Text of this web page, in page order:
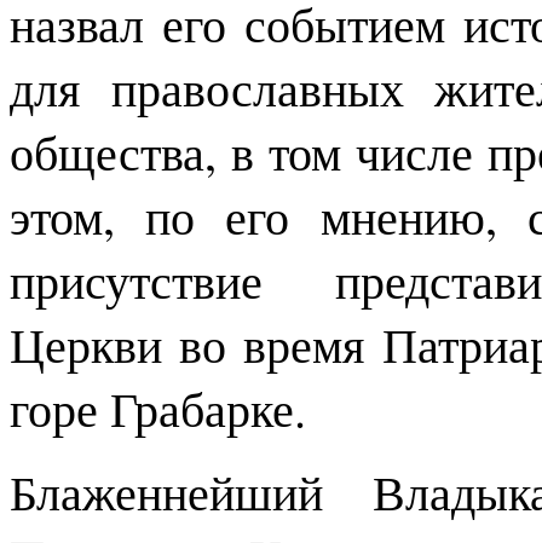
назвал его событием
для православных
общества, в том числе
этом, по его мнению,
присутствие
Церкви во время
горе Грабарке.
Блаженнейший